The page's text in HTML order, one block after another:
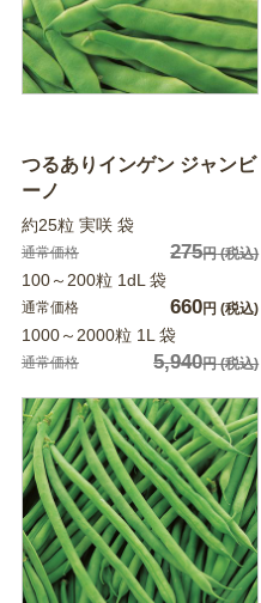
つるありインゲン ジャンビ
ーノ
約25粒 実咲 袋
通常価格 275円(税込)
100～200粒 1dL 袋
通常価格 660円 (税込)
1000～2000粒 1L 袋
通常価格 5,940円(税込)